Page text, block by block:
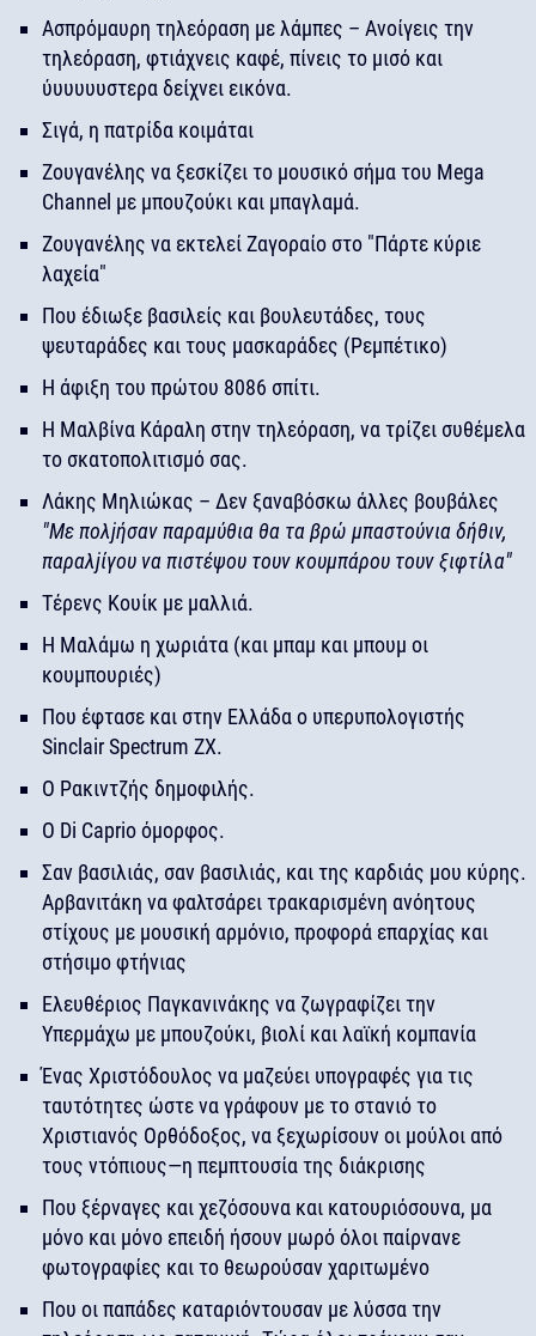
Ασπρόμαυρη τηλεόραση με λάμπες – Ανοίγεις την
τηλεόραση, φτιάχνεις καφέ, πίνεις το μισό και
ύυυυυυστερα δείχνει εικόνα.
Σιγά, η πατρίδα κοιμάται
Ζουγανέλης να ξεσκίζει το μουσικό σήμα του Mega
Channel με μπουζούκι και μπαγλαμά.
Ζουγανέλης να εκτελεί Ζαγοραίο στο "Πάρτε κύριε
λαχεία"
Που έδιωξε βασιλείς και βουλευτάδες, τους
ψευταράδες και τους μασκαράδες (Ρεμπέτικο)
Η άφιξη του πρώτου 8086 σπίτι.
Η Μαλβίνα Κάραλη στην τηλεόραση, να τρίζει συθέμελα
το σκατοπολιτισμό σας.
Λάκης Μηλιώκας – Δεν ξαναβόσκω άλλες βουβάλες
"Με πολjήσαν παραμύθια θα τα βρώ μπαστούνια δήθιν,
παραλjίγου να πιστέψου τουν κουμπάρου τουν ξιφτίλα"
Τέρενς Κουίκ με μαλλιά.
Η Μαλάμω η χωριάτα (και μπαμ και μπουμ οι
κουμπουριές)
Που έφτασε και στην Ελλάδα ο υπερυπολογιστής
Sinclair Spectrum ZX.
Ο Ρακιντζής δημοφιλής.
Ο Di Caprio όμορφος.
Σαν βασιλιάς, σαν βασιλιάς, και της καρδιάς μου κύρης.
Αρβανιτάκη να φαλτσάρει τρακαρισμένη ανόητους
στίχους με μουσική αρμόνιο, προφορά επαρχίας και
στήσιμο φτήνιας
Ελευθέριος Παγκανινάκης να ζωγραφίζει την
Υπερμάχω με μπουζούκι, βιολί και λαϊκή κομπανία
Ένας Χριστόδουλος να μαζεύει υπογραφές για τις
ταυτότητες ώστε να γράφουν με το στανιό το
Χριστιανός Ορθόδοξος, να ξεχωρίσουν οι μούλοι από
τους ντόπιους—η πεμπτουσία της διάκρισης
Που ξέρναγες και χεζόσουνα και κατουριόσουνα, μα
μόνο και μόνο επειδή ήσουν μωρό όλοι παίρνανε
φωτογραφίες και το θεωρούσαν χαριτωμένο
Που οι παπάδες καταριόντουσαν με λύσσα την